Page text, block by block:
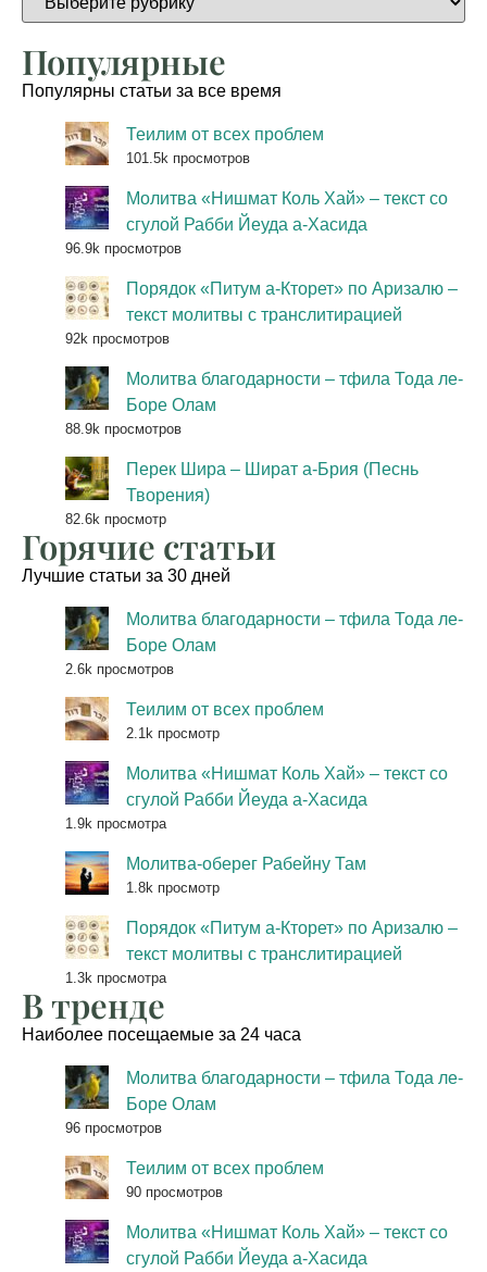
Популярные
Популярны статьи за все время
Теилим от всех проблем
101.5k просмотров
Молитва «Нишмат Коль Хай» – текст со
сгулой Рабби Йеуда а-Хасида
96.9k просмотров
Порядок «Питум а-Кторет» по Аризалю –
текст молитвы с транслитирацией
92k просмотров
Молитва благодарности – тфила Тода ле-
Боре Олам
88.9k просмотров
Перек Шира – Шират а-Брия (Песнь
Творения)
82.6k просмотр
Горячие статьи
Лучшие статьи за 30 дней
Молитва благодарности – тфила Тода ле-
Боре Олам
2.6k просмотров
Теилим от всех проблем
2.1k просмотр
Молитва «Нишмат Коль Хай» – текст со
сгулой Рабби Йеуда а-Хасида
1.9k просмотра
Молитва-оберег Рабейну Там
1.8k просмотр
Порядок «Питум а-Кторет» по Аризалю –
текст молитвы с транслитирацией
1.3k просмотра
В тренде
Наиболее посещаемые за 24 часа
Молитва благодарности – тфила Тода ле-
Боре Олам
96 просмотров
Теилим от всех проблем
90 просмотров
Молитва «Нишмат Коль Хай» – текст со
сгулой Рабби Йеуда а-Хасида